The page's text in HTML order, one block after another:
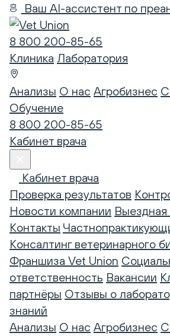
Ваш AI-ассистент по
8 800 200-85-65
Клиника Лаборатория
Анализы О нас Агробизнес
Обучение
8 800 200-85-65
Кабинет врача
Кабинет врача
Проверка результатов
Новости компании Выездная
Контакты
Консалтинг ветеринарного
Франшиза Vet Union
ответственность Вакансии
партнёры Отзывы о
знаний
Анализы О нас Агробизнес